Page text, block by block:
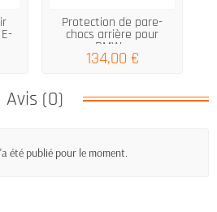
Protection de pare-
chocs arrière pour
BMW...
134,00 €
Avis (0)
été publié pour le moment.